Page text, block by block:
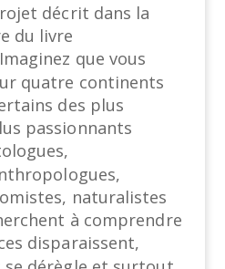
décrit dans la
du livre
que vous
quatre continents
des plus
passionnants
naturalistes
à comprendre
disparaissent,